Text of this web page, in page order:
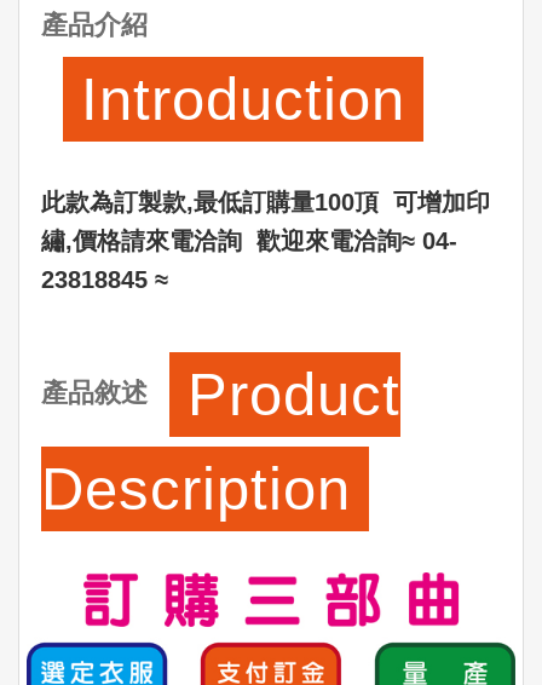
產品介紹
Introduction
此款為訂製款,最低訂購量100頂 可增加印
繡,價格請來電洽詢 歡迎來電洽詢≈ 04-
23818845 ≈
產品敘述
Product
Description